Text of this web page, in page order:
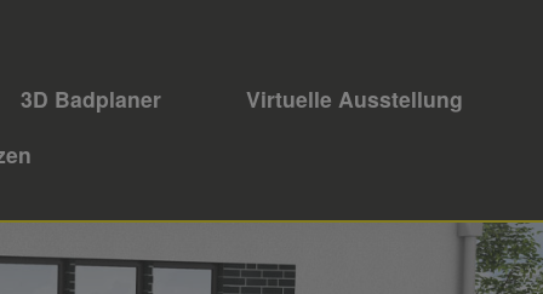
3D Badplaner
Virtuelle Ausstellung